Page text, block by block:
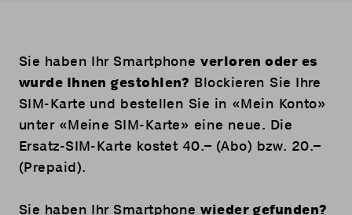
Sie haben Ihr Smartphoneverloren oder es
wurde Ihnen gestohlen? Blockieren Sie Ihre
SIM-Karte und bestellen Sie in «Mein Konto»
unter «Meine SIM-Karte» eine neue. Die
Ersatz-SIM-Karte kostet 40.– (Abo) bzw. 20.–
(Prepaid).
Sie haben Ihr Smartphonewieder gefunden?